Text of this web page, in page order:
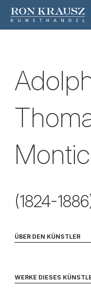
(1824-
ÜBER DEN KÜNSTLER
WERKE DIESES